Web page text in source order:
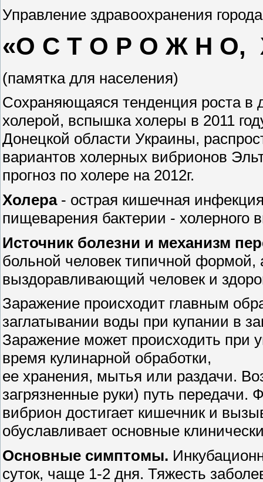
Управление здравоохранения
«О С Т О Р О Ж Н О,
(памятка для населения)
Сохраняющаяся тенденция роста в
холерой, вспышка холеры в 2011
Донецкой области Украины,
вариантов холерных вибрионов
прогноз по холере на 2012г.
Холера - острая кишечная
пищеварения бактерии - холерного
Источник болезни и механизм
больной человек типичной
выздоравливающий человек и
Заражение происходит главным
заглатывании воды при купании в
Заражение может происходить при
время кулинарной обработки,
ее хранения, мытья или раздачи.
загрязненные руки) путь
вибрион достигает кишечник и
обуславливает основные
Основные симптомы.
суток, чаще 1-2 дня. Тяжесть